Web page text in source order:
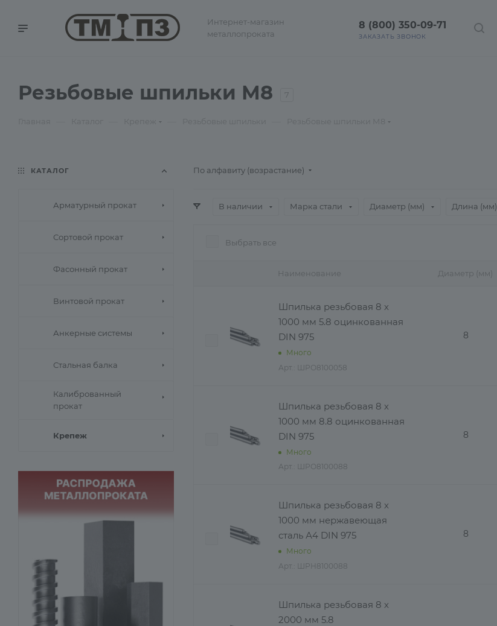
Интернет-магазин
металлопроката
8 (800) 350-09-71
ЗАКАЗАТЬ ЗВОНОК
Резьбовые шпильки М8 7
По алфавиту (возрастание)
В наличии Марка стали Диаметр (мм) Длина (мм)
Выбрать все
Наименование Диаметр (мм)
Шпилька резьбовая 8 х
1000 мм 5.8 оцинкованная
DIN 975
Много
Арт.: ШРО8100058
8
Шпилька резьбовая 8 х
1000 мм 8.8 оцинкованная
DIN 975
Много
Арт.: ШРО8100088
8
Шпилька резьбовая 8 х
1000 мм нержавеющая
сталь А4 DIN 975
Много
Арт.: ШРН8100088
8
Шпилька резьбовая 8 х
2000 мм 5.8
КАТАЛОГ
Арматурный прокат
Сортовой прокат
Фасонный прокат
Винтовой прокат
Анкерные системы
Стальная балка
Калиброванный
прокат
Крепеж